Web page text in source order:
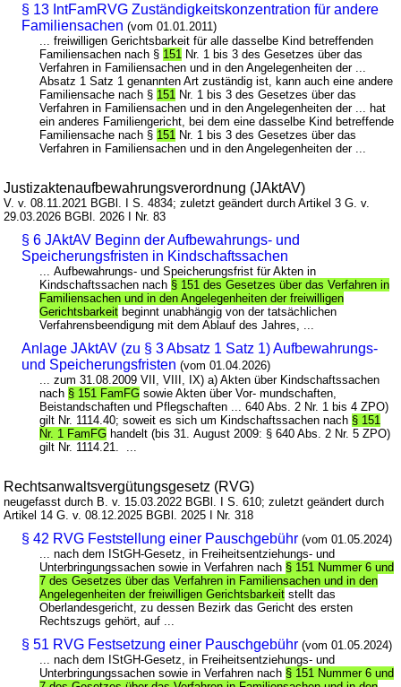
§ 13 IntFamRVG Zuständigkeitskonzentration für andere
Familiensachen (vom 01.01.2011)
... freiwilligen Gerichtsbarkeit für alle dasselbe Kind betreffenden
Familiensachen nach § 151 Nr. 1 bis 3 des Gesetzes über das
Verfahren in Familiensachen und in den Angelegenheiten der ...
Absatz 1 Satz 1 genannten Art zuständig ist, kann auch eine andere
Familiensache nach § 151 Nr. 1 bis 3 des Gesetzes über das
Verfahren in Familiensachen und in den Angelegenheiten der ... hat
ein anderes Familiengericht, bei dem eine dasselbe Kind betreffende
Familiensache nach § 151 Nr. 1 bis 3 des Gesetzes über das
Verfahren in Familiensachen und in den Angelegenheiten der ...
Justizaktenaufbewahrungsverordnung (JAktAV)
V. v. 08.11.2021 BGBl. I S. 4834; zuletzt geändert durch Artikel 3 G. v.
29.03.2026 BGBl. 2026 I Nr. 83
§ 6 JAktAV Beginn der Aufbewahrungs- und
Speicherungsfristen in Kindschaftssachen
... Aufbewahrungs- und Speicherungsfrist für Akten in
Kindschaftssachen nach § 151 des Gesetzes über das Verfahren in
Familiensachen und in den Angelegenheiten der freiwilligen
Gerichtsbarkeit beginnt unabhängig von der tatsächlichen
Verfahrensbeendigung mit dem Ablauf des Jahres, ...
Anlage JAktAV (zu § 3 Absatz 1 Satz 1) Aufbewahrungs-
und Speicherungsfristen (vom 01.04.2026)
... zum 31.08.2009 VII, VIII, IX) a) Akten über Kindschaftssachen
nach § 151 FamFG sowie Akten über Vor- mundschaften,
Beistandschaften und Pflegschaften ... 640 Abs. 2 Nr. 1 bis 4 ZPO)
gilt Nr. 1114.40; soweit es sich um Kindschaftssachen nach § 151
Nr. 1 FamFG handelt (bis 31. August 2009: § 640 Abs. 2 Nr. 5 ZPO)
gilt Nr. 1114.21. ...
Rechtsanwaltsvergütungsgesetz (RVG)
neugefasst durch B. v. 15.03.2022 BGBl. I S. 610; zuletzt geändert durch
Artikel 14 G. v. 08.12.2025 BGBl. 2025 I Nr. 318
§ 42 RVG Feststellung einer Pauschgebühr (vom 01.05.2024)
... nach dem IStGH-Gesetz, in Freiheitsentziehungs- und
Unterbringungssachen sowie in Verfahren nach § 151 Nummer 6 und
7 des Gesetzes über das Verfahren in Familiensachen und in den
Angelegenheiten der freiwilligen Gerichtsbarkeit stellt das
Oberlandesgericht, zu dessen Bezirk das Gericht des ersten
Rechtszugs gehört, auf ...
§ 51 RVG Festsetzung einer Pauschgebühr (vom 01.05.2024)
... nach dem IStGH-Gesetz, in Freiheitsentziehungs- und
Unterbringungssachen sowie in Verfahren nach § 151 Nummer 6 und